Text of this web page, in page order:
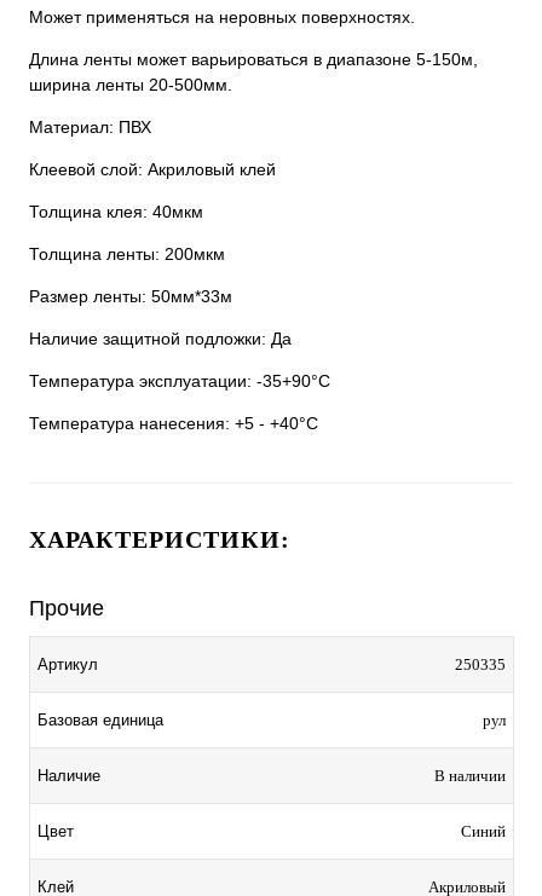
Может применяться на неровных поверхностях.
Длина ленты может варьироваться в диапазоне 5-150м,
ширина ленты 20-500мм.
Материал: ПВХ
Клеевой слой: Акриловый клей
Толщина клея: 40мкм
Толщина ленты: 200мкм
Размер ленты: 50мм*33м
Наличие защитной подложки: Да
Температура эксплуатации: -35+90°C
Температура нанесения: +5 - +40°C
ХАРАКТЕРИСТИКИ:
Прочие
Артикул 250335
Базовая единица рул
Наличие В наличии
Цвет Синий
Клей Акриловый